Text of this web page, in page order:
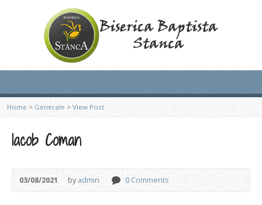
Home > Generale > View Post
Iacob Coman
03/08/2021 byadmin 0 Comments